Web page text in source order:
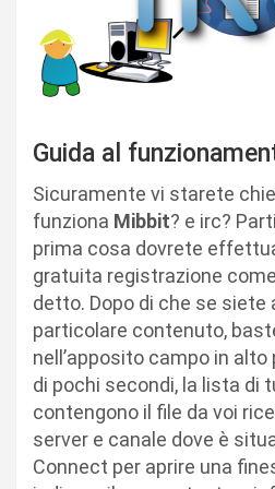
Guida al
Sicuramente vi starete
funziona Mibbit? e irc?
prima cosa dovrete
gratuita registrazione
detto. Dopo di che se siete
particolare contenuto,
nell’apposito campo in
di pochi secondi, la lista di
contengono il file da voi
server e canale dove è
Connect per aprire una